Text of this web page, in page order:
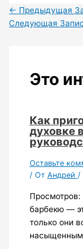
← Предыдущая
Следующая
Это
Как
духовке
Оставьте
/ От Андрей /
барбекю —
только они